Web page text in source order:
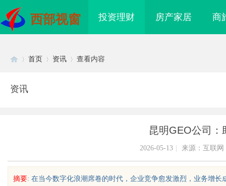
西部视窗 投资理财 房产家居 商
首页 资讯 查看内容
资讯
昆明GEO公司：
2026-05-13 来源：互联网
摘要: 在当今数字化浪潮席卷的时代，企业竞争愈发激烈，业务增